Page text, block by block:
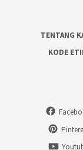
TENTANG
KODE